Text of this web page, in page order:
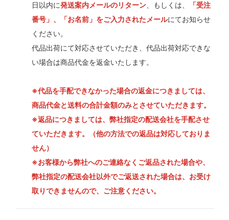
日以内に発送案内メールのリターン 、もしくは、
「受注
番号」、「お名前」をご入力されたメールにてお知らせ
ください。
代品出荷にて対応させていただき、代品出荷対応できな
い場合は商品代金を返金いたします。
※代品を手配できなかった場合の返金につきましては、
商品代金と送料の合計金額のみとさせていただきます。
※返品につきましては、弊社指定の配送会社を手配させ
ていただきます。（他の方法での返品は対応しておりま
せん）
※お客様から弊社へのご連絡なくご返品された場合や、
弊社指定の配送会社以外でご返送された場合は、お受け
取りできませんので、ご注意ください。